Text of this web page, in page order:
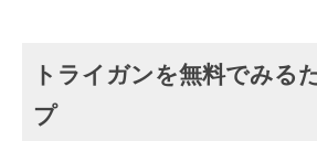
トライガンを無料でみる
プ